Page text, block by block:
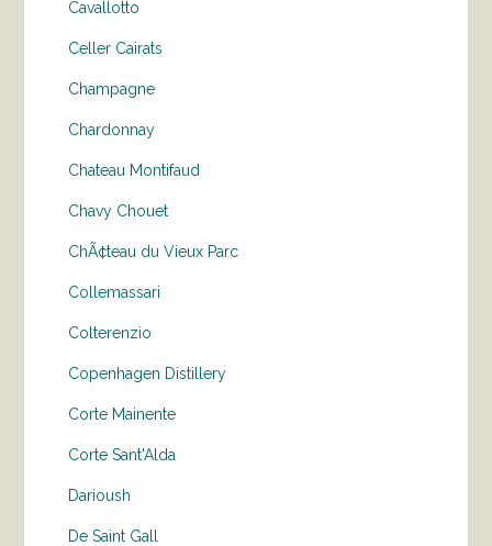
Cavallotto
Celler Cairats
Champagne
Chardonnay
Chateau Montifaud
Chavy Chouet
ChÃ¢teau du Vieux Parc
Collemassari
Colterenzio
Copenhagen Distillery
Corte Mainente
Corte Sant'Alda
Darioush
De Saint Gall